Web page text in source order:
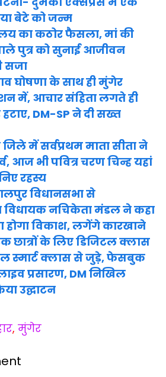
t
s
A
p
p
r
e
बेटे को जन्म
का कठोर फैसला, मां की
पुत्र को सुनाई आजीवन
सजा
घोषणा के साथ ही मुंगेर
में, आचार संहिता लगते ही
DM-SP ने दी सख्त
में सर्वप्रथम माता सीता ने
आज भी पवित्र चरण चिन्ह यहां
रहस्य
विधानसभा से
विधायक नचिकेता मंडल ने कहा
होगा विकाश, लगेंगे कारखाने
छात्रों के लिए डिजिटल क्लास
स्मार्ट क्लास से जुड़े, फेसबुक
प्रसारण, DM निखिल
उद्घाटन
, मुंगेर